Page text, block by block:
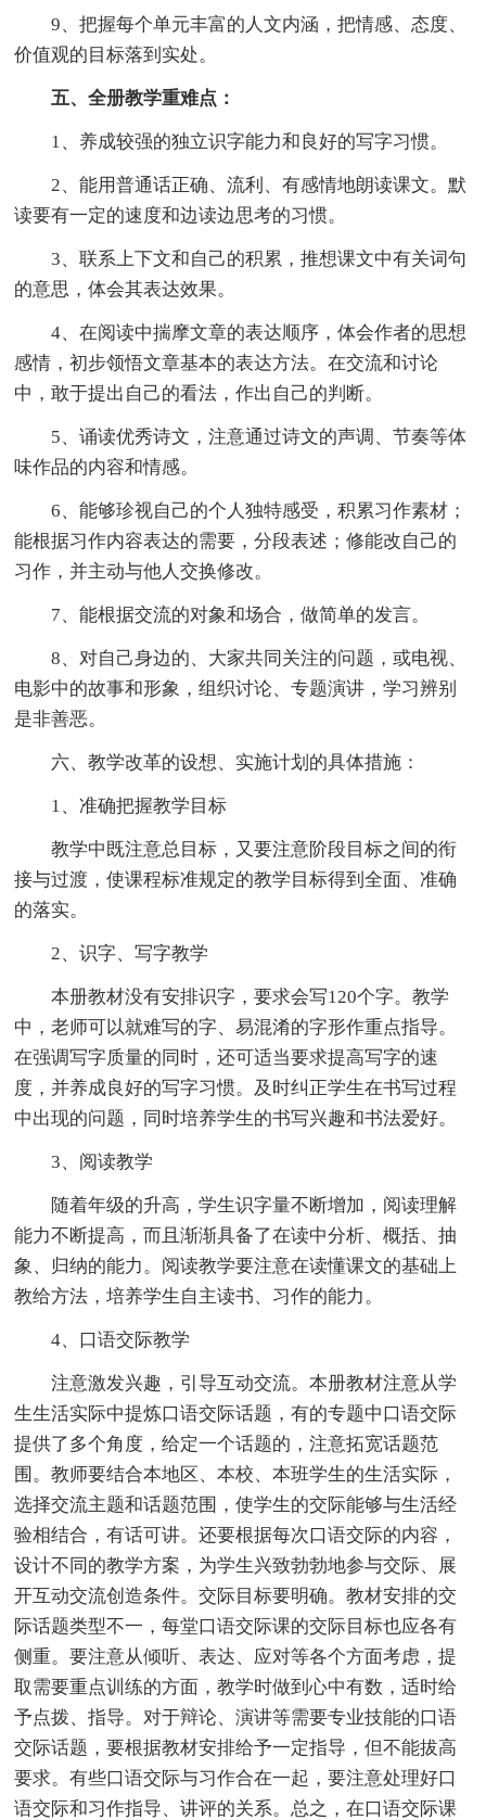
9、把握每个单元丰富的人文内涵，把情感、态度、
价值观的目标落到实处。
五、全册教学重难点：
1、养成较强的独立识字能力和良好的写字习惯。
2、能用普通话正确、流利、有感情地朗读课文。默
读要有一定的速度和边读边思考的习惯。
3、联系上下文和自己的积累，推想课文中有关词句
的意思，体会其表达效果。
4、在阅读中揣摩文章的表达顺序，体会作者的思想
感情，初步领悟文章基本的表达方法。在交流和讨论
中，敢于提出自己的看法，作出自己的判断。
5、诵读优秀诗文，注意通过诗文的声调、节奏等体
味作品的内容和情感。
6、能够珍视自己的个人独特感受，积累习作素材；
能根据习作内容表达的需要，分段表述；修能改自己的
习作，并主动与他人交换修改。
7、能根据交流的对象和场合，做简单的发言。
8、对自己身边的、大家共同关注的问题，或电视、
电影中的故事和形象，组织讨论、专题演讲，学习辨别
是非善恶。
六、教学改革的设想、实施计划的具体措施：
1、准确把握教学目标
教学中既注意总目标，又要注意阶段目标之间的衔
接与过渡，使课程标准规定的教学目标得到全面、准确
的落实。
2、识字、写字教学
本册教材没有安排识字，要求会写120个字。教学
中，老师可以就难写的字、易混淆的字形作重点指导。
在强调写字质量的同时，还可适当要求提高写字的速
度，并养成良好的写字习惯。及时纠正学生在书写过程
中出现的问题，同时培养学生的书写兴趣和书法爱好。
3、阅读教学
随着年级的升高，学生识字量不断增加，阅读理解
能力不断提高，而且渐渐具备了在读中分析、概括、抽
象、归纳的能力。阅读教学要注意在读懂课文的基础上
教给方法，培养学生自主读书、习作的能力。
4、口语交际教学
注意激发兴趣，引导互动交流。本册教材注意从学
生生活实际中提炼口语交际话题，有的专题中口语交际
提供了多个角度，给定一个话题的，注意拓宽话题范
围。教师要结合本地区、本校、本班学生的生活实际，
选择交流主题和话题范围，使学生的交际能够与生活经
验相结合，有话可讲。还要根据每次口语交际的内容，
设计不同的教学方案，为学生兴致勃勃地参与交际、展
开互动交流创造条件。交际目标要明确。教材安排的交
际话题类型不一，每堂口语交际课的交际目标也应各有
侧重。要注意从倾听、表达、应对等各个方面考虑，提
取需要重点训练的方面，教学时做到心中有数，适时给
予点拨、指导。对于辩论、演讲等需要专业技能的口语
交际话题，要根据教材安排给予一定指导，但不能拔高
要求。有些口语交际与习作合在一起，要注意处理好口
语交际和习作指导、讲评的关系。总之，在口语交际课